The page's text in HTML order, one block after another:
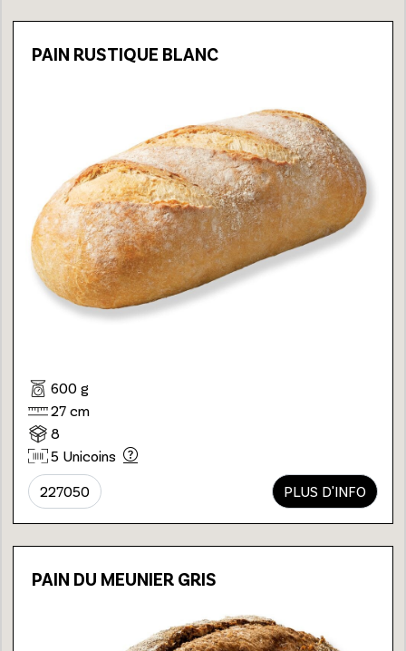
PAIN RUSTIQUE BLANC
600 g
27 cm
8
5 Unicoins
227050 PLUS D'INFO
PAIN DU MEUNIER GRIS